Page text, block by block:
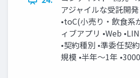
アジャイルな受託開
•toC(小売り・飲食系
ィブアプリ •Web
•契約種別 •準委任契
規模 •半年〜1年